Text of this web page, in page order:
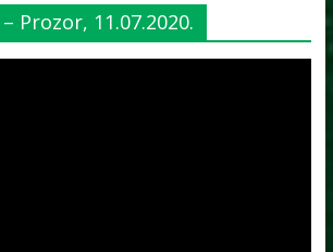
Prozor, 11.07.2020.